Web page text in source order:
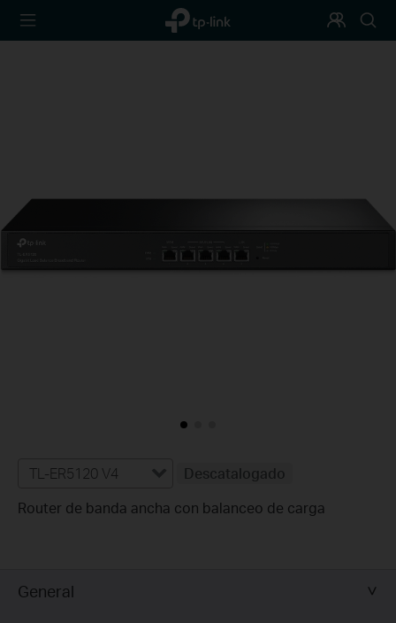
TP-Link,
Reliably
Programa
de
TL-ER5120 V4
Descatalogado
Router de banda ancha con balanceo de carga
General